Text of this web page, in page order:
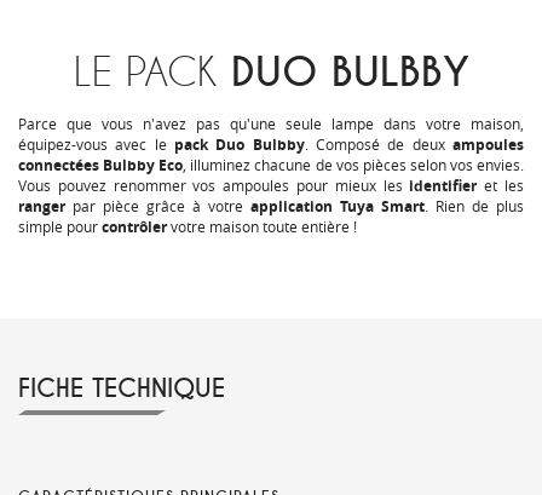
LE PACK DUO BULBBY
Parce que vous n'avez pas qu'une seule lampe dans votre maison,
équipez-vous avec le pack Duo Bulbby. Composé de deuxampoules
connectées Bulbby Eco, illuminez chacune de vos pièces selon vos envies.
Vous pouvez renommer vos ampoules pour mieux les identifieret les
rangerpar pièce grâce à votre application Tuya Smart. Rien de plus
simple pourcontrôlervotre maison toute entière !
FICHE TECHNIQUE